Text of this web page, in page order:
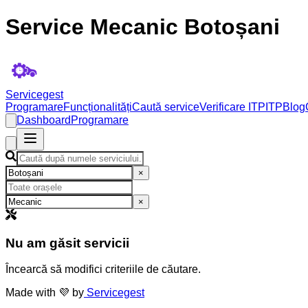
Service Mecanic Botoșani
Servicegest
ProgramareFuncționalitățiCaută serviceVerificare ITP ITPBlog
Dashboard Programare
×
×
Nu am găsit servicii
Încearcă să modifici criteriile de căutare.
Made with 💜 by Servicegest